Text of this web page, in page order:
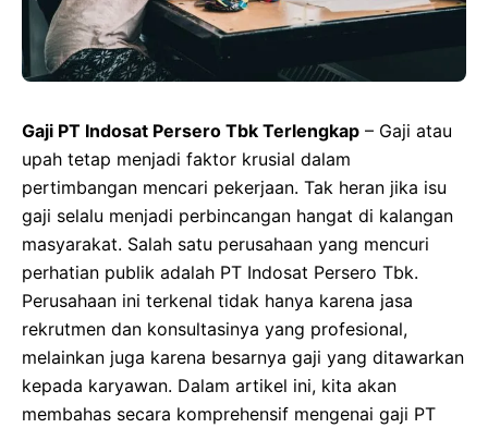
Gaji PT Indosat Persero Tbk Terlengkap – Gaji atau
upah tetap menjadi faktor krusial dalam
pertimbangan mencari pekerjaan. Tak heran jika isu
gaji selalu menjadi perbincangan hangat di kalangan
masyarakat. Salah satu perusahaan yang mencuri
perhatian publik adalah PT Indosat Persero Tbk.
Perusahaan ini terkenal tidak hanya karena jasa
rekrutmen dan konsultasinya yang profesional,
melainkan juga karena besarnya gaji yang ditawarkan
kepada karyawan. Dalam artikel ini, kita akan
membahas secara komprehensif mengenai gaji PT